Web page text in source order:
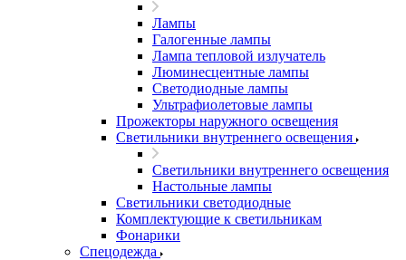
Лампы
Галогенные лампы
Лампа тепловой излучатель
Люминесцентные лампы
Светодиодные лампы
Ультрафиолетовые лампы
Прожекторы наружного освещения
Светильники внутреннего освещения
Светильники внутреннего освещения
Настольные лампы
Светильники светодиодные
Комплектующие к светильникам
Фонарики
Спецодежда